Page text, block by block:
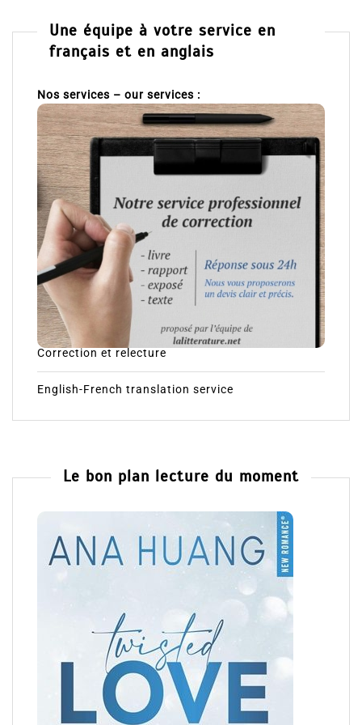
Une équipe à votre service en
français et en anglais
Nos services – our services :
Correction et relecture
English-French translation service
Le bon plan lecture du moment